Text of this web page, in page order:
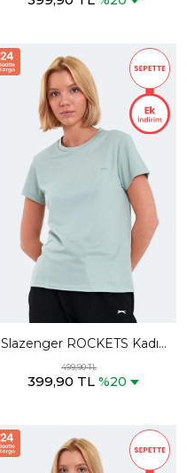
Slazenger ROCKETS Kadın
Nane Tişört
499,90 TL
399,90 TL %20